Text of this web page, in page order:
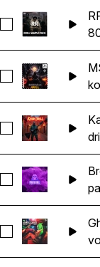
Seleccionar RR
Seleccionar
Seleccionar Kasba
Seleccionar
Seleccionar